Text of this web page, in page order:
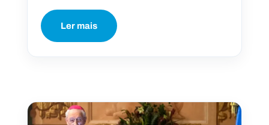
Ler mais
e
a
.
p